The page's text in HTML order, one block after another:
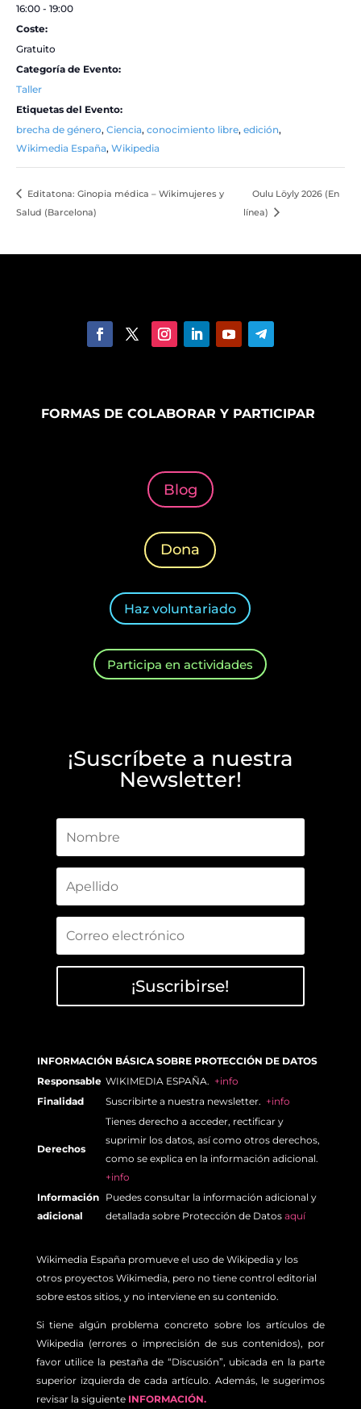
16:00 - 19:00
Coste:
Gratuito
Categoría de Evento:
Taller
Etiquetas del Evento:
brecha de género, Ciencia, conocimiento libre, edición,
Wikimedia España, Wikipedia
Editatona: Ginopia médica – Wikimujeres y
Salud (Barcelona)
Oulu Löyly 2026 (En
línea)
FORMAS DE COLABORAR Y PARTICIPAR
Blog
Dona
Haz voluntariado
Participa en actividades
¡Suscríbete a nuestra
Newsletter!
¡Suscribirse!
INFORMACIÓN BÁSICA SOBRE PROTECCIÓN DE DATOS
Responsable WIKIMEDIA ESPAÑA. +info
Finalidad
Suscribirte a nuestra newsletter. +info
Derechos
Tienes derecho a acceder, rectificar y
suprimir los datos, así como otros derechos,
como se explica en la información adicional.
+info
Información
adicional
Puedes consultar la información adicional y
detallada sobre Protección de Datos aquí
Wikimedia España promueve el uso de Wikipedia y los
otros proyectos Wikimedia, pero no tiene control editorial
sobre estos sitios, y no interviene en su contenido.
Si tiene algún problema concreto sobre los artículos de
Wikipedia (errores o imprecisión de sus contenidos), por
favor utilice la pestaña de “Discusión”, ubicada en la parte
superior izquierda de cada artículo. Además, le sugerimos
revisar la siguiente INFORMACIÓN.